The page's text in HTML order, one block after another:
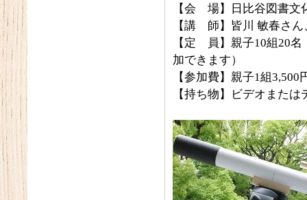
【会 場】日比谷図書文
【講 師】皆川 敏春さ
【定 員】親子10組20名
加できます）
【参加費】親子1組3,500
【持ち物】ビデオまた